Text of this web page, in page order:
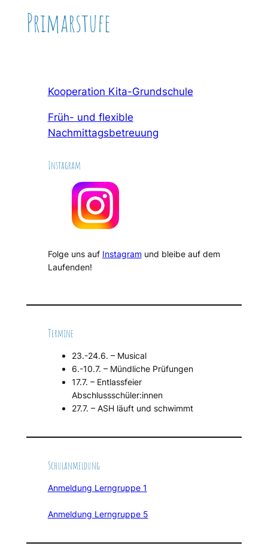
Primarstufe
Kooperation Kita-Grundschule
Früh- und flexible
Nachmittagsbetreuung
Instagram
Folge uns auf Instagramund bleibe auf dem
Laufenden!
Termine
23.-24.6. – Musical
6.-10.7. – Mündliche Prüfungen
17.7. – Entlassfeier
Abschlussschüler:innen
27.7. – ASH läuft und schwimmt
Schulanmeldung
Anmeldung Lerngruppe 1
Anmeldung Lerngruppe 5